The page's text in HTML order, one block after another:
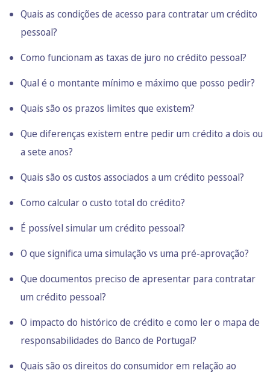
Quais as condições de acesso para contratar um crédito
pessoal?
Como funcionam as taxas de juro no crédito pessoal?
Qual é o montante mínimo e máximo que posso pedir?
Quais são os prazos limites que existem?
Que diferenças existem entre pedir um crédito a dois ou
a sete anos?
Quais são os custos associados a um crédito pessoal?
Como calcular o custo total do crédito?
É possível simular um crédito pessoal?
O que significa uma simulação vs uma pré-aprovação?
Que documentos preciso de apresentar para contratar
um crédito pessoal?
O impacto do histórico de crédito e como ler o mapa de
responsabilidades do Banco de Portugal?
Quais são os direitos do consumidor em relação ao